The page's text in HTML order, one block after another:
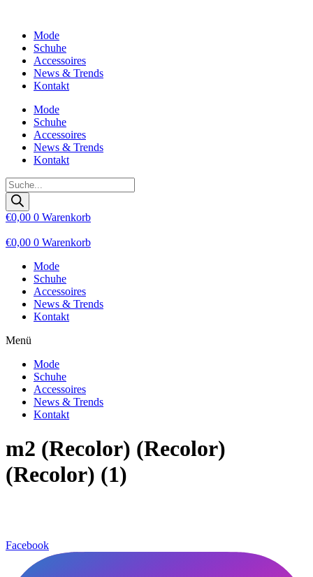
wechselnMode
Schuhe
Accessoires
News & Trends
Kontakt
Mode
Schuhe
Accessoires
News & Trends
Kontakt
Products
search
€0,00 0 Warenkorb
€0,00 0 Warenkorb
Mode
Schuhe
Accessoires
News & Trends
Kontakt
Menü
Mode
Schuhe
Accessoires
News & Trends
Kontakt
m2 (Recolor) (Recolor)
(Recolor) (1)
Facebook